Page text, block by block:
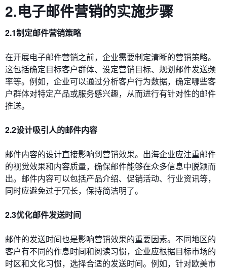
2.电子邮件营销的实施步骤
2.1制定邮件营销策略
在开展电子邮件营销之前，企业需要制定清晰的营销策略。
这包括确定目标客户群体、设定营销目标、规划邮件发送频
率等。例如，企业可以通过分析客户行为数据，确定哪些客
户群体对特定产品或服务感兴趣，从而进行有针对性的邮件
推送。
2.2设计吸引人的邮件内容
邮件内容的设计直接影响到营销效果。出海企业应注重邮件
的视觉效果和内容质量，确保邮件能够在众多信息中脱颖而
出。邮件内容可以包括产品介绍、促销活动、行业资讯等，
同时应避免过于冗长，保持简洁明了。
2.3优化邮件发送时间
邮件的发送时间也是影响营销效果的重要因素。不同地区的
客户有不同的作息时间和阅读习惯，企业应根据目标市场的
时区和文化习惯，选择合适的发送时间。例如，针对欧美市